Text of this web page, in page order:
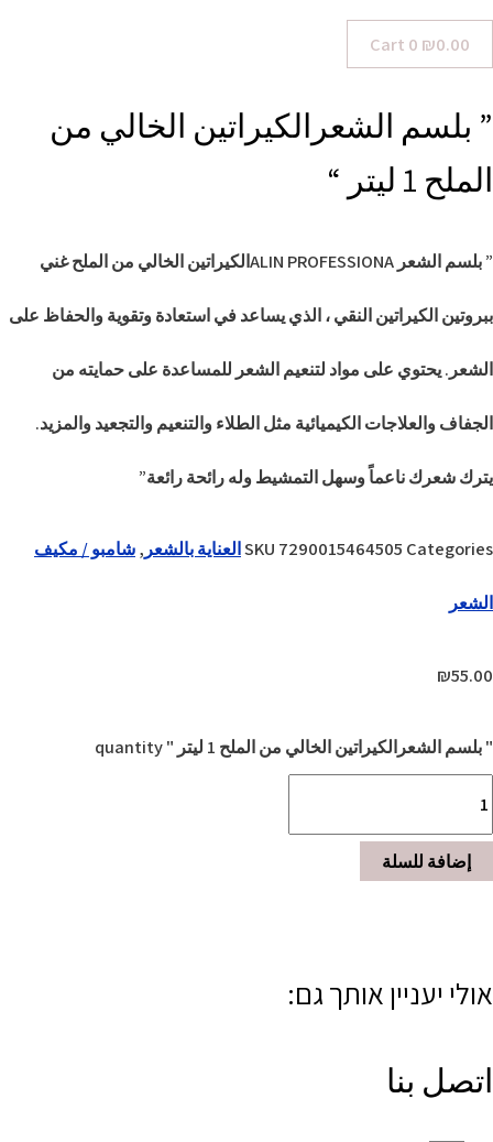
₪0.00
0
Cart
” بلسم الشعرالكيراتين الخالي من
الملح 1 ليتر “
” بلسم الشعر ALIN PROFESSIONAالكيراتين الخالي من الملح غني
ببروتين الكيراتين النقي ، الذي يساعد في استعادة وتقوية والحفاظ على
الشعر. يحتوي على مواد لتنعيم الشعر للمساعدة على حمايته من
الجفاف والعلاجات الكيميائية مثل الطلاء والتنعيم والتجعيد والمزيد.
يترك شعرك ناعماً وسهل التمشيط وله رائحة رائعة”
SKU 7290015464505 Categories العناية بالشعر,شامبو / مكيف
الشعر
₪55.00
" بلسم الشعرالكيراتين الخالي من الملح 1 ليتر " quantity
إضافة للسلة
אולי יעניין אותך גם:
اتصل بنا